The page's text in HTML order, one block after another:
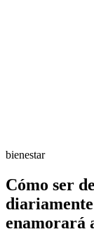
bienestar
Cómo ser
enamorará